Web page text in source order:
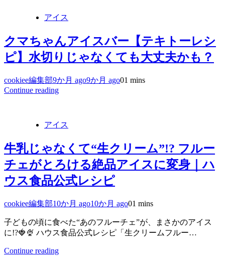
アイス
クマちゃんアイスバー【テキトーレシ
ピ】水切りじゃなくても大丈夫かも？
cookiee編集部9か月 ago9か月 ago01 mins
Continue reading
アイス
牛乳じゃなくて“生クリーム”!? フルー
チェがとろける絶品アイスに変身｜ハ
ウス食品公式レシピ
cookiee編集部10か月 ago10か月 ago01 mins
子どもの頃に食べた“あのフルーチェ”が、まさかのアイス
に!?🍓🍨 ハウス食品公式レシピ「生クリームフルー…
Continue reading